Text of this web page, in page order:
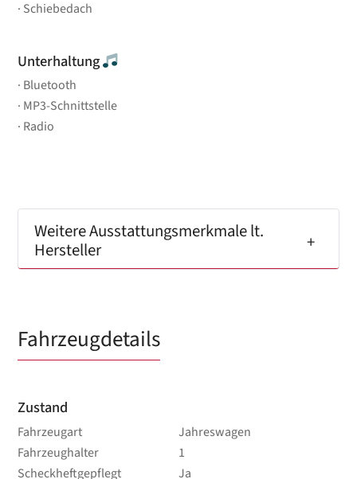
Schiebedach
Unterhaltung
Bluetooth
MP3-Schnittstelle
Radio
Weitere Ausstattungsmerkmale lt.
Hersteller
Fahrzeugdetails
Zustand
Fahrzeugart
Jahreswagen
Fahrzeughalter
1
Scheckheftgepflegt
Ja